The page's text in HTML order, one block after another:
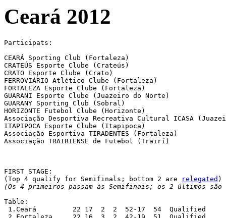
Ceará 2012
Participats:
CEARÁ Sporting Club (Fortaleza)
CRATEÚS Esporte Clube (Crateús)
CRATO Esporte Clube (Crato)
FERROVIÁRIO Atlético Clube (Fortaleza)
FORTALEZA Esporte Clube (Fortaleza)
GUARANI Esporte Clube (Juazeiro do Norte)
GUARANY Sporting Club (Sobral)
HORIZONTE Futebol Clube (Horizonte)
Associação Desportiva Recreativa Cultural ICASA
ITAPIPOCA Esporte Clube (Itapipoca)
Associação Esportiva TIRADENTES (Fortaleza)
Associação TRAIRIENSE de Futebol (Trairí)
FIRST STAGE:
(Top 4 qualify for Semifinals; bottom 2 are
relegated
(Os 4 primeiros passam às Semifinais; os 2 últimos são
Table:
1.Ceará	 22 17  2  2  52-17  54  Qualified